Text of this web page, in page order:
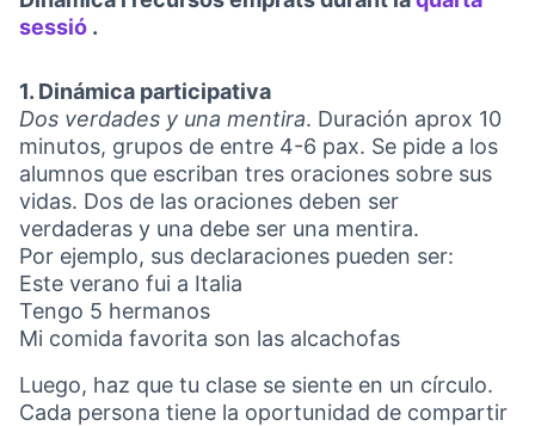
sessió .
1. Dinámica participativa
Dos verdades y una mentira. Duración aprox 10
minutos, grupos de entre 4-6 pax. Se pide a los
alumnos que escriban tres oraciones sobre sus
vidas. Dos de las oraciones deben ser
verdaderas y una debe ser una mentira.
Por ejemplo, sus declaraciones pueden ser:
Este verano fui a Italia
Tengo 5 hermanos
Mi comida favorita son las alcachofas
Luego, haz que tu clase se siente en un círculo.
Cada persona tiene la oportunidad de compartir